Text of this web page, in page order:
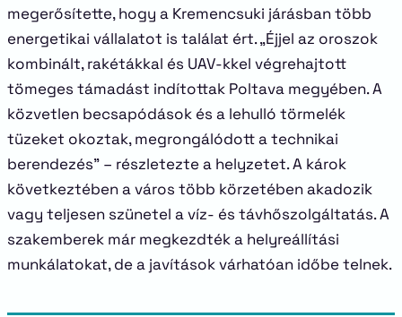
megerősítette, hogy a Kremencsuki járásban több
energetikai vállalatot is találat ért. „Éjjel az oroszok
kombinált, rakétákkal és UAV-kkel végrehajtott
tömeges támadást indítottak Poltava megyében. A
közvetlen becsapódások és a lehulló törmelék
tüzeket okoztak, megrongálódott a technikai
berendezés” – részletezte a helyzetet. A károk
következtében a város több körzetében akadozik
vagy teljesen szünetel a víz- és távhőszolgáltatás. A
szakemberek már megkezdték a helyreállítási
munkálatokat, de a javítások várhatóan időbe telnek.